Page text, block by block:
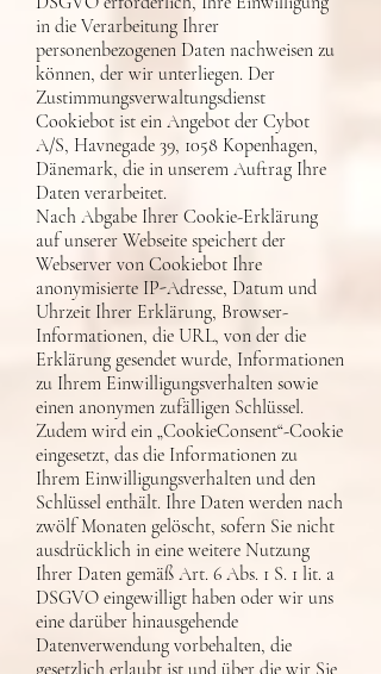
in die Verarbeitung Ihrer
personenbezogenen Daten nachweisen zu
können, der wir unterliegen. Der
Zustimmungsverwaltungsdienst
Cookiebot ist ein Angebot der Cybot
A/S, Havnegade 39, 1058 Kopenhagen,
Dänemark, die in unserem Auftrag Ihre
Daten verarbeitet.
Nach Abgabe Ihrer Cookie-Erklärung
auf unserer Webseite speichert der
Webserver von Cookiebot Ihre
anonymisierte IP-Adresse, Datum und
Uhrzeit Ihrer Erklärung, Browser-
Informationen, die URL, von der die
Erklärung gesendet wurde, Informationen
zu Ihrem Einwilligungsverhalten sowie
einen anonymen zufälligen Schlüssel.
Zudem wird ein „CookieConsent“-Cookie
eingesetzt, das die Informationen zu
Ihrem Einwilligungsverhalten und den
Schlüssel enthält. Ihre Daten werden nach
zwölf Monaten gelöscht, sofern Sie nicht
ausdrücklich in eine weitere Nutzung
Ihrer Daten gemäß Art. 6 Abs. 1 S. 1 lit. a
DSGVO eingewilligt haben oder wir uns
eine darüber hinausgehende
Datenverwendung vorbehalten, die
gesetzlich erlaubt ist und über die wir Sie